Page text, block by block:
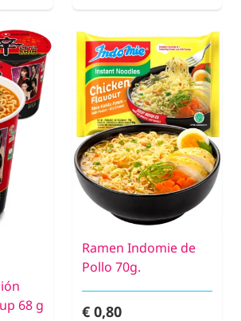
68 g
Ramen Indomie de
Pollo 70g.
€ 0,80